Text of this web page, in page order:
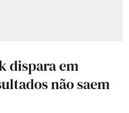
dispara em
não saem